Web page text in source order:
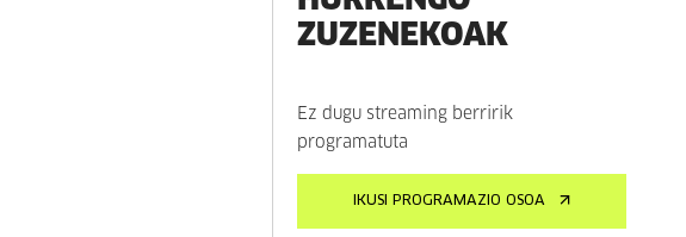
ZUZENEKOAK
Ez dugu streaming berririk
programatuta
IKUSI PROGRAMAZIO OSOA